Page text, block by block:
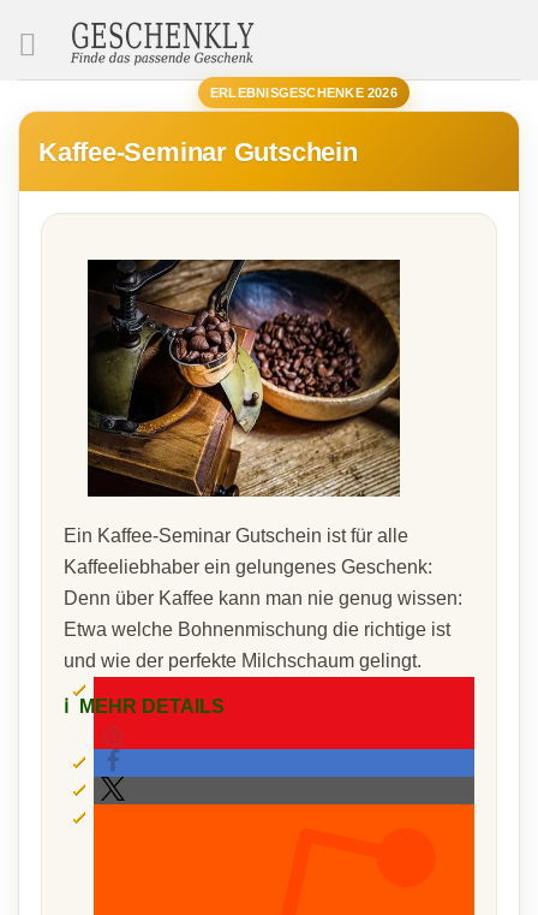
ERLEBNISGESCHENKE 2026
Kaffee-Seminar Gutschein
Ein Kaffee-Seminar Gutschein ist für alle
Kaffeeliebhaber ein gelungenes Geschenk:
Denn über Kaffee kann man nie genug wissen:
Etwa welche Bohnenmischung die richtige ist
und wie der perfekte Milchschaum gelingt.
ℹ️ MEHR DETAILS